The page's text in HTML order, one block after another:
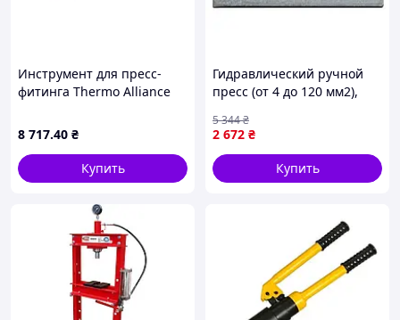
Инструмент для пресс-
фитинга Thermo Alliance
8 717.40 ₴
Купить
Гидравлический ручной
пресс (от 4 до 120 мм2),
наконечников, QLL
2 672 ₴
5 344₴
Купить